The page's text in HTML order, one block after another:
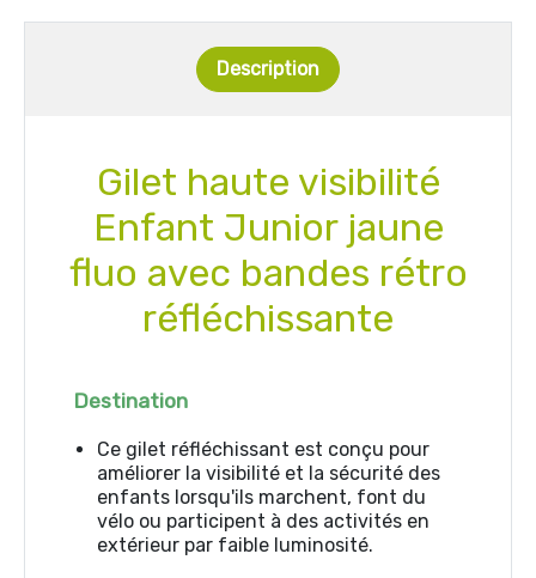
Description
Gilet haute visibilité
Enfant Junior jaune
fluo avec bandes rétro
réfléchissante
Destination
Ce gilet réfléchissant est conçu pour
améliorer la visibilité et la sécurité des
enfants lorsqu'ils marchent, font du
vélo ou participent à des activités en
extérieur par faible luminosité.